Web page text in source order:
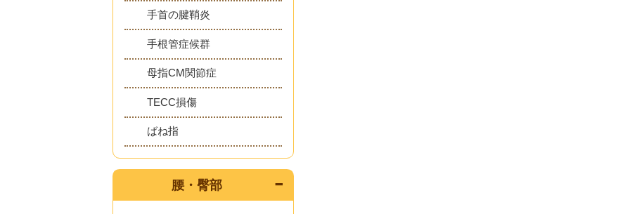
手首の腱鞘炎
手根管症候群
母指CM関節症
TECC損傷
ばね指
腰・臀部